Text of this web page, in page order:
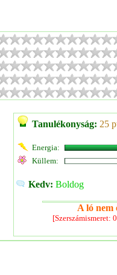
Tanulékonyság: 25
Energia:
Küllem:
Kedv: Boldog
A ló nem
[Szerszámismeret: